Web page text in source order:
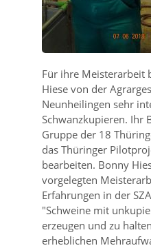
Für ihre Meisterarbeit
Hiese von der
Neunheilingen sehr
Schwanzkupieren. Ihr
Gruppe der 18
das Thüringer
bearbeiten. Bonny
vorgelegten
Erfahrungen in der
Schweine mit
erzeugen und zu
erheblichen